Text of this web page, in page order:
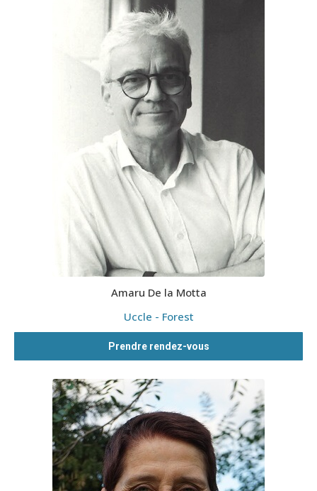
Amaru De la Motta
Uccle - Forest
Prendre rendez-vous